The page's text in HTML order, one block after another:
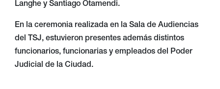
Langhe y Santiago Otamendi.
En la ceremonia realizada en la Sala de Audiencias
del TSJ, estuvieron presentes además distintos
funcionarios, funcionarias y empleados del Poder
Judicial de la Ciudad.